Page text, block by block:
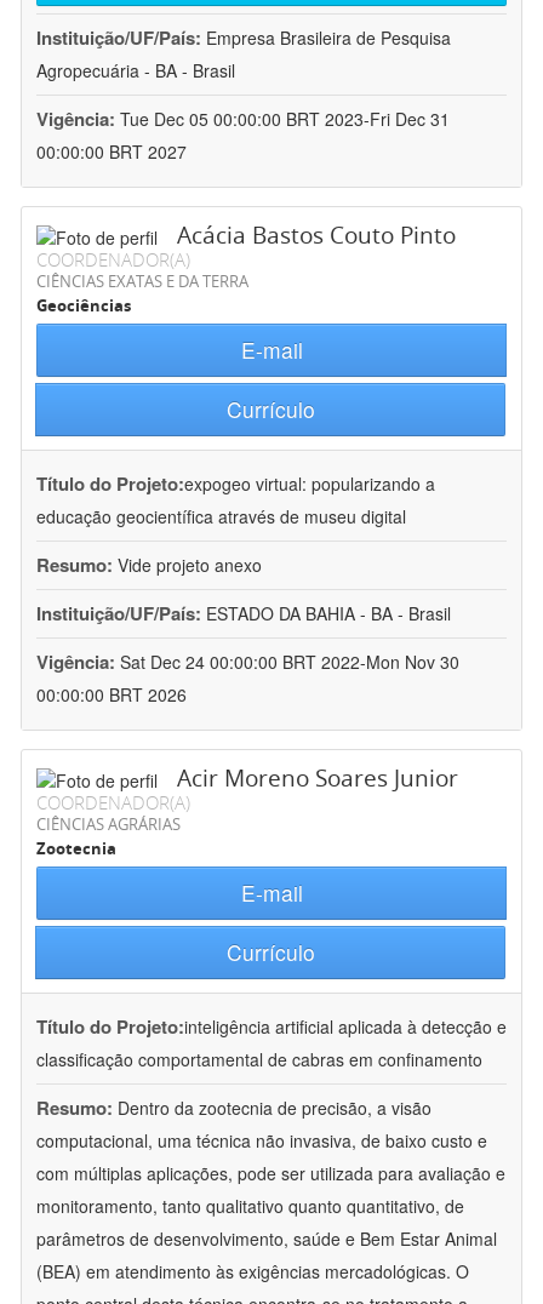
Instituição/UF/País: Empresa Brasileira de Pesquisa
Agropecuária - BA - Brasil
Vigência: Tue Dec 05 00:00:00 BRT 2023-Fri Dec 31
00:00:00 BRT 2027
Acácia Bastos Couto Pinto
COORDENADOR(A)
CIÊNCIAS EXATAS E DA TERRA
Geociências
E-mail
Currículo
Título do Projeto:expogeo virtual: popularizando a
educação geocientífica através de museu digital
Resumo: Vide projeto anexo
Instituição/UF/País: ESTADO DA BAHIA - BA - Brasil
Vigência: Sat Dec 24 00:00:00 BRT 2022-Mon Nov 30
00:00:00 BRT 2026
Acir Moreno Soares Junior
COORDENADOR(A)
CIÊNCIAS AGRÁRIAS
Zootecnia
E-mail
Currículo
Título do Projeto:inteligência artificial aplicada à detecção e
classificação comportamental de cabras em confinamento
Resumo: Dentro da zootecnia de precisão, a visão
computacional, uma técnica não invasiva, de baixo custo e
com múltiplas aplicações, pode ser utilizada para avaliação e
monitoramento, tanto qualitativo quanto quantitativo, de
parâmetros de desenvolvimento, saúde e Bem Estar Animal
(BEA) em atendimento às exigências mercadológicas. O